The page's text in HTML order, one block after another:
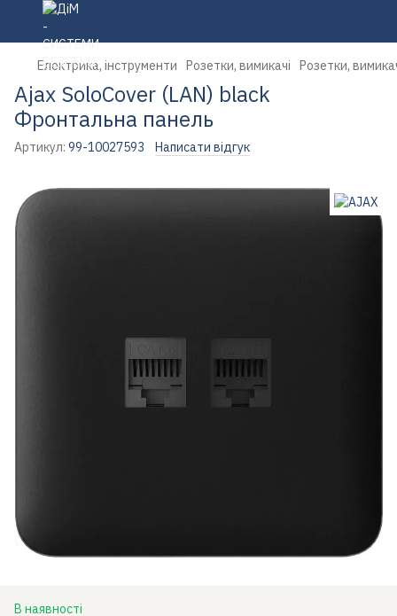
Електрика, інструменти Розетки, вимикачі Розетки,
Ajax SoloCover (LAN) black
Фронтальна панель
Артикул: 99-10027593 Написати відгук
В наявності